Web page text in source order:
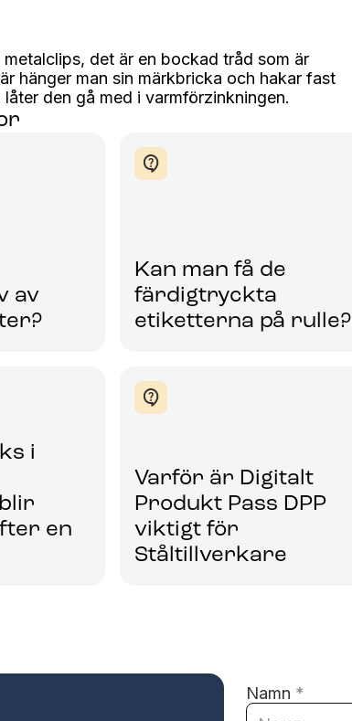
det är en bockad tråd som är
hänger man sin märkbricka och hakar fast
den gå med i varmförzinkningen.
av
Kan man få de
färdigtryckta
etiketterna på rulle?
i
en
Varför är Digitalt
Produkt Pass DPP
viktigt för
Ståltillverkare
Namn *